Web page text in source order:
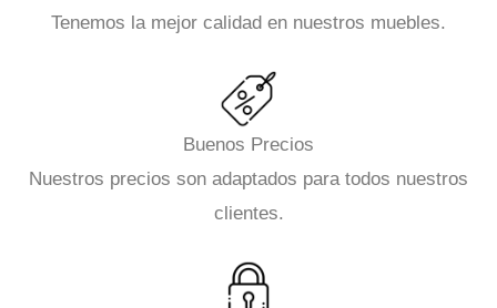
Tenemos la mejor calidad en nuestros muebles.
Buenos Precios
Nuestros precios son adaptados para todos nuestros
clientes.